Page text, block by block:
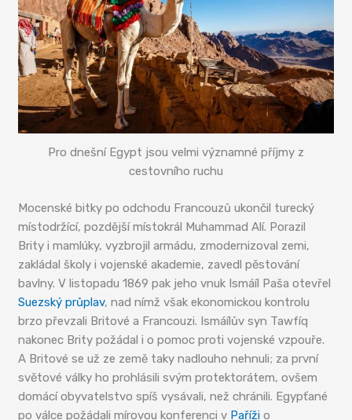
Pro dnešní Egypt jsou velmi významné příjmy z
cestovního ruchu
Mocenské bitky po odchodu Francouzů ukončil turecký
místodržící, pozdější místokrál Muhammad Alí. Porazil
Brity i mamlúky, vyzbrojil armádu, zmodernizoval zemi,
zakládal školy i vojenské akademie, zavedl pěstování
bavlny. V listopadu 1869 pak jeho vnuk Ismáíl Paša otevřel
Suezský průplav, nad nímž však ekonomickou kontrolu
brzo převzali Britové a Francouzi. Ismáílův syn Tawfíq
nakonec Brity požádal i o pomoc proti vojenské vzpouře.
A Britové se už ze země taky nadlouho nehnuli; za první
světové války ho prohlásili svým protektorátem, ovšem
domácí obyvatelstvo spíš vysávali, než chránili. Egypťané
po válce požádali mírovou konferenci v Paříži o